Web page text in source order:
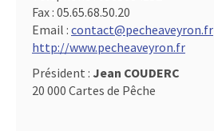
Fax : 05.65.68.50.20
Email : contact@pecheaveyron.fr
http://www.pecheaveyron.fr
Président : Jean COUDERC
20 000 Cartes de Pêche